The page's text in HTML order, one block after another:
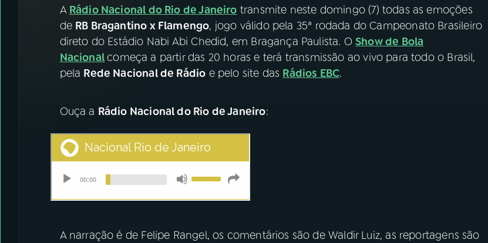
ACOMPANHE A RÁDIO NACIONAL
YouTube Facebook
Instagram X
A Rádio Nacional do Rio de Janeiro transmite neste domingo (7) todas as emoções
de RB Bragantino x Flamengo, jogo válido pela 35ª rodada do Campeonato Brasileiro
direto do Estádio Nabi Abi Chedid, em Bragança Paulista. OShow de Bola
Nacionalcomeça a partir das 20 horas e terá transmissão ao vivo para todo o Brasil,
pela Rede Nacional de Rádio e pelo site das Rádios EBC.
Ouça a Rádio Nacional do Rio de Janeiro:
A narração é de Felipe Rangel, os comentários são de Waldir Luiz, as reportagens são